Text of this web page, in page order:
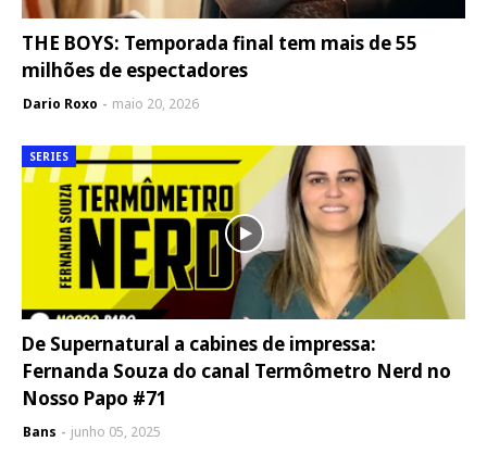
THE BOYS: Temporada final tem mais de 55
milhões de espectadores
Dario Roxo maio 20, 2026
SERIES
De Supernatural a cabines de impressa:
Fernanda Souza do canal Termômetro Nerd no
Nosso Papo #71
Bans junho 05, 2025